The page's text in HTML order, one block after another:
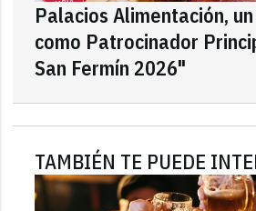
Palacios Alimentación,
como Patrocinador
San Fermín 2026"
TAMBIÉN TE PUEDE